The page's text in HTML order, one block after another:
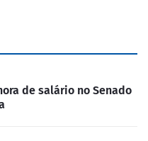
de salário no Senado